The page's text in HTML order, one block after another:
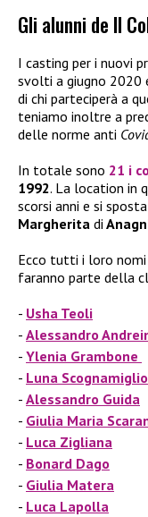
Gli alunni de Il
I casting per i nuovi
svolti a giugno 2020
di chi parteciperà a
teniamo inoltre a
delle norme anti
In totale sono 21 i
1992. La location in
scorsi anni e si
Margherita di
Ecco tutti i loro nomi
faranno parte della
Usha Teoli
Alessandro
Ylenia Grambone
Luna Scognamiglio
Alessandro Guida
Giulia Maria
Luca Zigliana
Bonard Dago
Giulia Matera
Luca Lapolla